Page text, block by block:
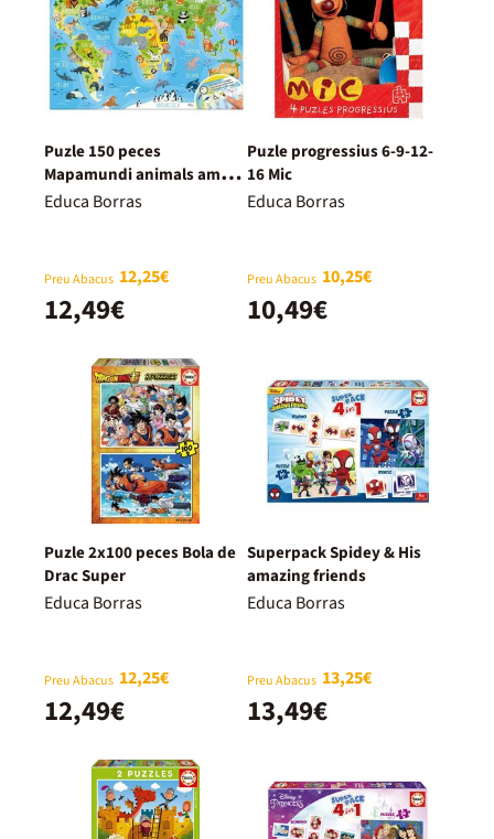
Puzle 150 peces
Mapamundi animals amb
làmina
Educa Borras
Preu Abacus 12,25€
12,49€
Puzle progressius 6-9-12-
16 Mic
Educa Borras
Preu Abacus 10,25€
10,49€
Puzle 2x100 peces Bola de
Drac Super
Educa Borras
Preu Abacus 12,25€
12,49€
Superpack Spidey & His
amazing friends
Educa Borras
Preu Abacus 13,25€
13,49€